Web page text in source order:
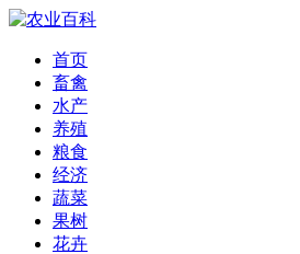
首页
畜禽
水产
养殖
粮食
经济
蔬菜
果树
花卉